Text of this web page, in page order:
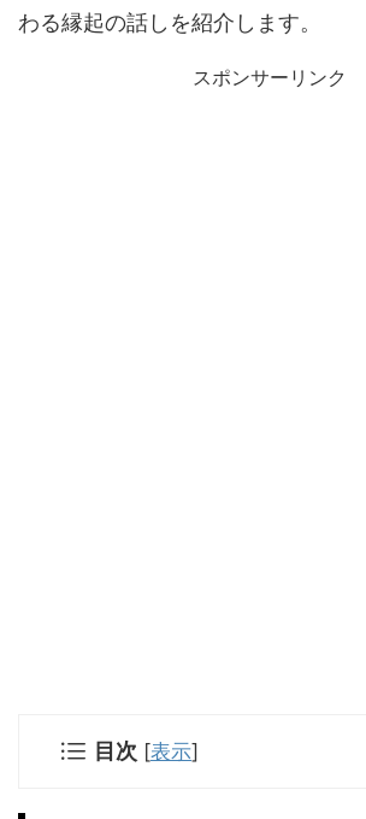
わる縁起の話しを紹介します。
スポンサーリンク
目次 [表示]